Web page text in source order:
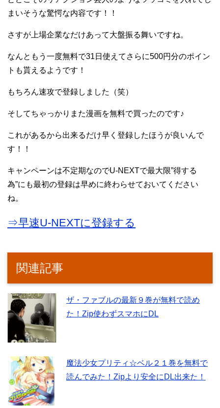
まいそうな驚愕な内容です！！
さすが上場企業なだけあって大盤振る舞いですね。
なんともう一度無料で31日使えてさらに500円分のポイン
トも貰えるようです！
もちろん速攻で登録しました（笑）
そしてちゃっかりまた漫画を無料で買ったのです♪
これがあるから出来るだけ早く登録したほうが良いんで
す！！
キャンペーンは不定期なのでU-NEXTで最大限”得する
為”にも最初の登録は早めに終わらせておいてください
ね。
⇒早速U-NEXTに登録する
関連記事
ザ・ファブルの最新９巻が無料で読め
た！Zip使わずスマホにDL
魔法少女プリティ☆ベル２１巻を無料で
読んでみた！Zipより安全にDL出来た！